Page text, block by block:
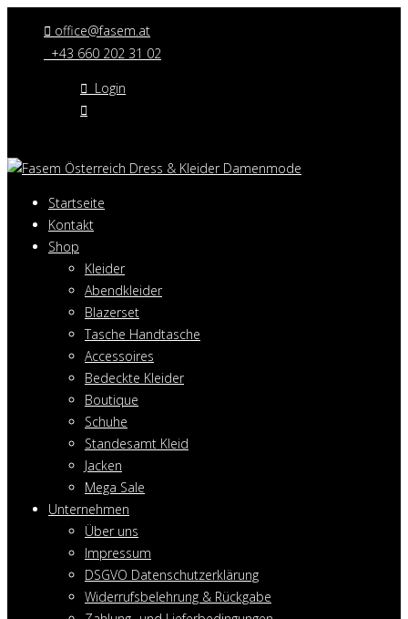
office@fasem.at
+43 660 202 31 02
Login
Startseite
Kontakt
Shop
Kleider
Abendkleider
Blazerset
Tasche Handtasche
Accessoires
Bedeckte Kleider
Boutique
Schuhe
Standesamt Kleid
Jacken
Mega Sale
Unternehmen
Über uns
Impressum
DSGVO Datenschutzerklärung
Widerrufsbelehrung & Rückgabe